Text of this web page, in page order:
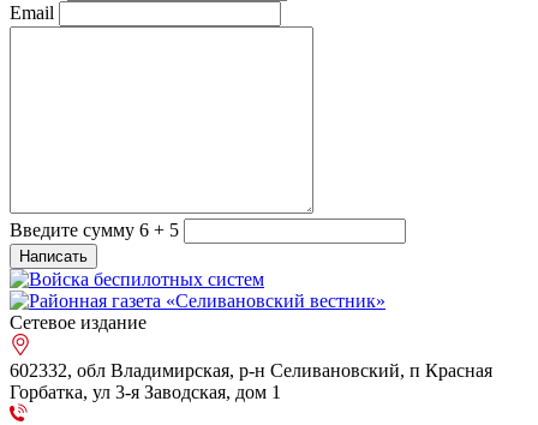
Email
Введите сумму 6 + 5
Сетевое издание
602332, обл Владимирская, р-н Селивановский, п Красная
Горбатка, ул 3-я Заводская, дом 1